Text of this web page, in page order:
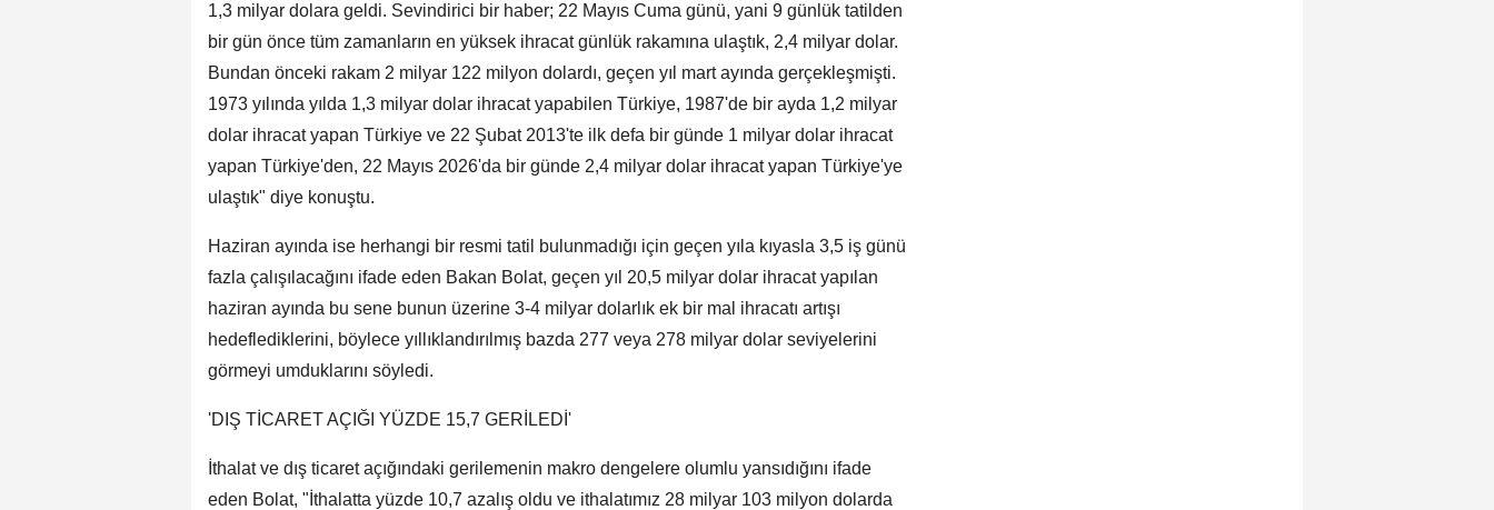
1,3 milyar dolara geldi. Sevindirici bir haber; 22 Mayıs Cuma günü, yani 9 günlük tatilden
bir gün önce tüm zamanların en yüksek ihracat günlük rakamına ulaştık, 2,4 milyar dolar.
Bundan önceki rakam 2 milyar 122 milyon dolardı, geçen yıl mart ayında gerçekleşmişti.
1973 yılında yılda 1,3 milyar dolar ihracat yapabilen Türkiye, 1987'de bir ayda 1,2 milyar
dolar ihracat yapan Türkiye ve 22 Şubat 2013'te ilk defa bir günde 1 milyar dolar ihracat
yapan Türkiye'den, 22 Mayıs 2026'da bir günde 2,4 milyar dolar ihracat yapan Türkiye'ye
ulaştık" diye konuştu.
Haziran ayında ise herhangi bir resmi tatil bulunmadığı için geçen yıla kıyasla 3,5 iş günü
fazla çalışılacağını ifade eden Bakan Bolat, geçen yıl 20,5 milyar dolar ihracat yapılan
haziran ayında bu sene bunun üzerine 3-4 milyar dolarlık ek bir mal ihracatı artışı
hedeflediklerini, böylece yıllıklandırılmış bazda 277 veya 278 milyar dolar seviyelerini
görmeyi umduklarını söyledi.
'DIŞ TİCARET AÇIĞI YÜZDE 15,7 GERİLEDİ'
İthalat ve dış ticaret açığındaki gerilemenin makro dengelere olumlu yansıdığını ifade
eden Bolat, "İthalatta yüzde 10,7 azalış oldu ve ithalatımız 28 milyar 103 milyon dolarda